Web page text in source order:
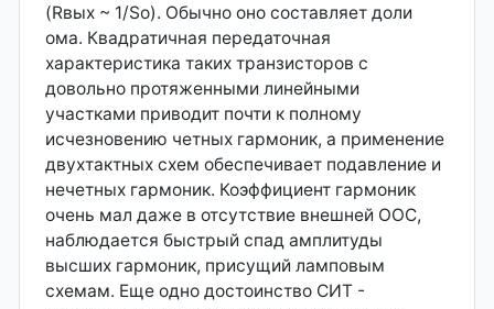
(Rвых ~ 1/Sо). Обычно оно составляет доли
ома. Квадратичная передаточная
характеристика таких транзисторов с
довольно протяженными линейными
участками приводит почти к полному
исчезновению четных гармоник, а применение
двухтактных схем обеспечивает подавление и
нечетных гармоник. Коэффициент гармоник
очень мал даже в отсутствие внешней ООС,
наблюдается быстрый спад амплитуды
высших гармоник, присущий ламповым
схемам. Еще одно достоинство СИТ -